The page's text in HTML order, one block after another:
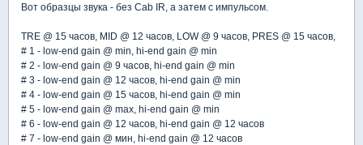
Вот образцы звука - без Cab IR, а затем с импульсом.
TRE @ 15 часов, MID @ 12 часов, LOW @ 9 часов, PRES @ 15 часов,
# 1 - low-end gain @ min, hi-end gain @ min
# 2 - low-end gain @ 9 часов, hi-end gain @ min
# 3 - low-end gain @ 12 часов, hi-end gain @ min
# 4 - low-end gain @ 15 часов, hi-end gain @ min
# 5 - low-end gain @ max, hi-end gain @ min
# 6 - low-end gain @ 12 часов, hi-end gain @ 12 часов
# 7 - low-end gain @ мин, hi-end gain @ 12 часов